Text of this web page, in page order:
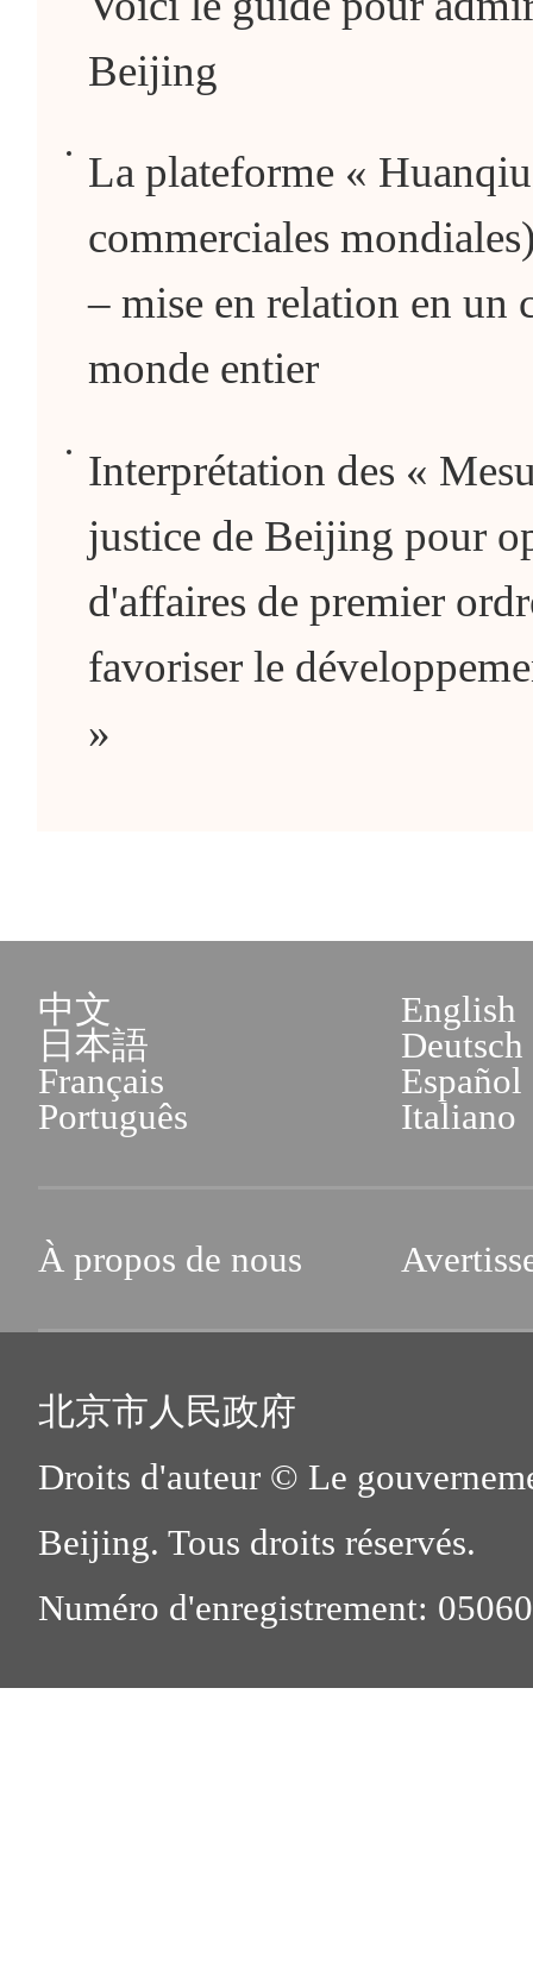
Beijing
La plateforme «
commerciales
– mise en relation en un
monde entier
Interprétation des «
justice de Beijing pour
d'affaires de premier
favoriser le
»
中文
English
日本語
Deutsch
Français
Español
Português
Italiano
À propos de nous
北京市人民政府
Droits d'auteur © Le
Beijing. Tous droits réservés.
Numéro d'enregistrement: